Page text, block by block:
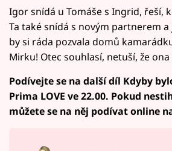
Igor snídá u Tomáše s Ingrid, řeší,
Ta také snídá s novým partnerem
by si ráda pozvala domů
Mirku! Otec souhlasí, netuší, že ona
Podívejte se na další díl Kdyby
Prima LOVE ve 22.00. Pokud
můžete se na něj podívat online